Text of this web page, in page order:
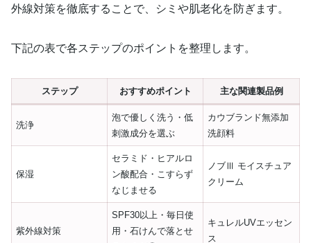
外線対策を徹底することで、シミや肌老化を防ぎます。
下記の表で各ステップのポイントを整理します。
ステップ おすすめポイント 主な関連製品例
洗浄
泡で優しく洗う・低
刺激成分を選ぶ
カウブランド無添加
洗顔料
保湿
セラミド・ヒアルロ
ン酸配合・こすらず
なじませる
ノブⅢ モイスチュア
クリーム
紫外線対策
SPF30以上・毎日使
用・石けんで落とせ
キュレルUVエッセン
ス